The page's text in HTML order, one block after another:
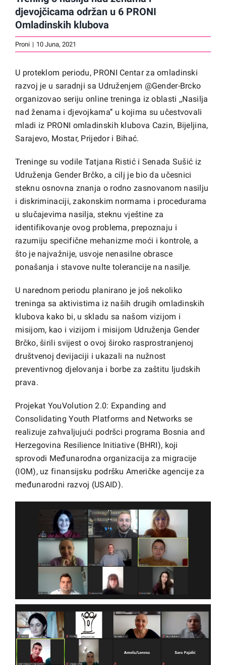
djevojčicama održan u 6 PRONI
Omladinskih klubova
Proni | 10 Juna, 2021
U proteklom periodu, PRONI Centar za omladinski
razvoj je u saradnji sa Udruženjem @Gender-Brcko
organizovao seriju online treninga iz oblasti ,,Nasilja
nad ženama i djevojkama’’ u kojima su učestvovali
mladi iz PRONI omladinskih klubova Cazin, Bijeljina,
Sarajevo, Mostar, Prijedor i Bihać.
Treninge su vodile Tatjana Ristić i Senada Sušić iz
Udruženja Gender Brčko, a cilj je bio da učesnici
steknu osnovna znanja o rodno zasnovanom nasilju
i diskriminaciji, zakonskim normama i procedurama
u slučajevima nasilja, steknu vještine za
identifikovanje ovog problema, prepoznaju i
razumiju specifične mehanizme moći i kontrole, a
što je najvažnije, usvoje nenasilne obrasce
ponašanja i stavove nulte tolerancije na nasilje.
U narednom periodu planirano je još nekoliko
treninga sa aktivistima iz naših drugih omladinskih
klubova kako bi, u skladu sa našom vizijom i
misijom, kao i vizijom i misijom Udruženja Gender
Brčko, širili svijest o ovoj široko rasprostranjenoj
društvenoj devijaciji i ukazali na nužnost
preventivnog djelovanja i borbe za zaštitu ljudskih
prava.
Projekat YouVolution 2.0: Expanding and
Consolidating Youth Platforms and Networks se
realizuje zahvaljujući podršci programa Bosnia and
Herzegovina Resilience Initiative (BHRI), koji
sprovodi Međunarodna organizacija za migracije
(IOM), uz finansijsku podršku Američke agencije za
međunarodni razvoj (USAID).